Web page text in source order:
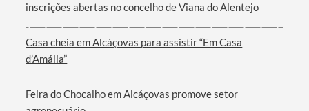
inscrições abertas no concelho de Viana do Alentejo
Casa cheia em Alcáçovas para assistir “Em Casa
d’Amália”
Feira do Chocalho em Alcáçovas promove setor